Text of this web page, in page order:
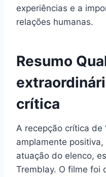
experiências e a
relações humanas.
Resumo
crítica
A recepção crítica de
amplamente
atuação do elenco,
Tremblay. O filme foi